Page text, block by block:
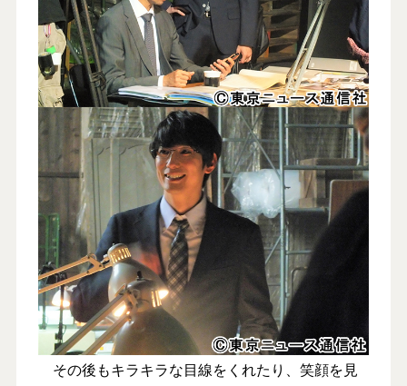
その後もキラキラな目線をくれたり、笑顔を見